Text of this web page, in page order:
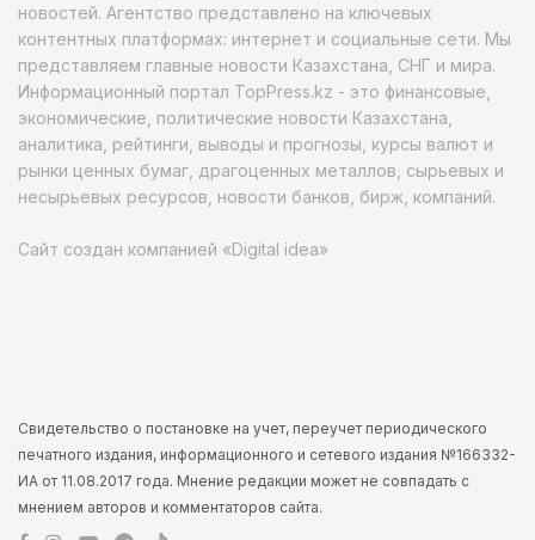
новостей. Агентство представлено на ключевых
контентных платформах: интернет и социальные сети. Мы
представляем главные новости Казахстана, СНГ и мира.
Информационный портал TopPress.kz - это финансовые,
экономические, политические новости Казахстана,
аналитика, рейтинги, выводы и прогнозы, курсы валют и
рынки ценных бумаг, драгоценных металлов, сырьевых и
несырьевых ресурсов, новости банков, бирж, компаний.
Сайт создан компанией «Digital idea»
Свидетельство о постановке на учет, переучет периодического
печатного издания, информационного и сетевого издания №166332-
ИА от 11.08.2017 года. Мнение редакции может не совпадать с
мнением авторов и комментаторов сайта.